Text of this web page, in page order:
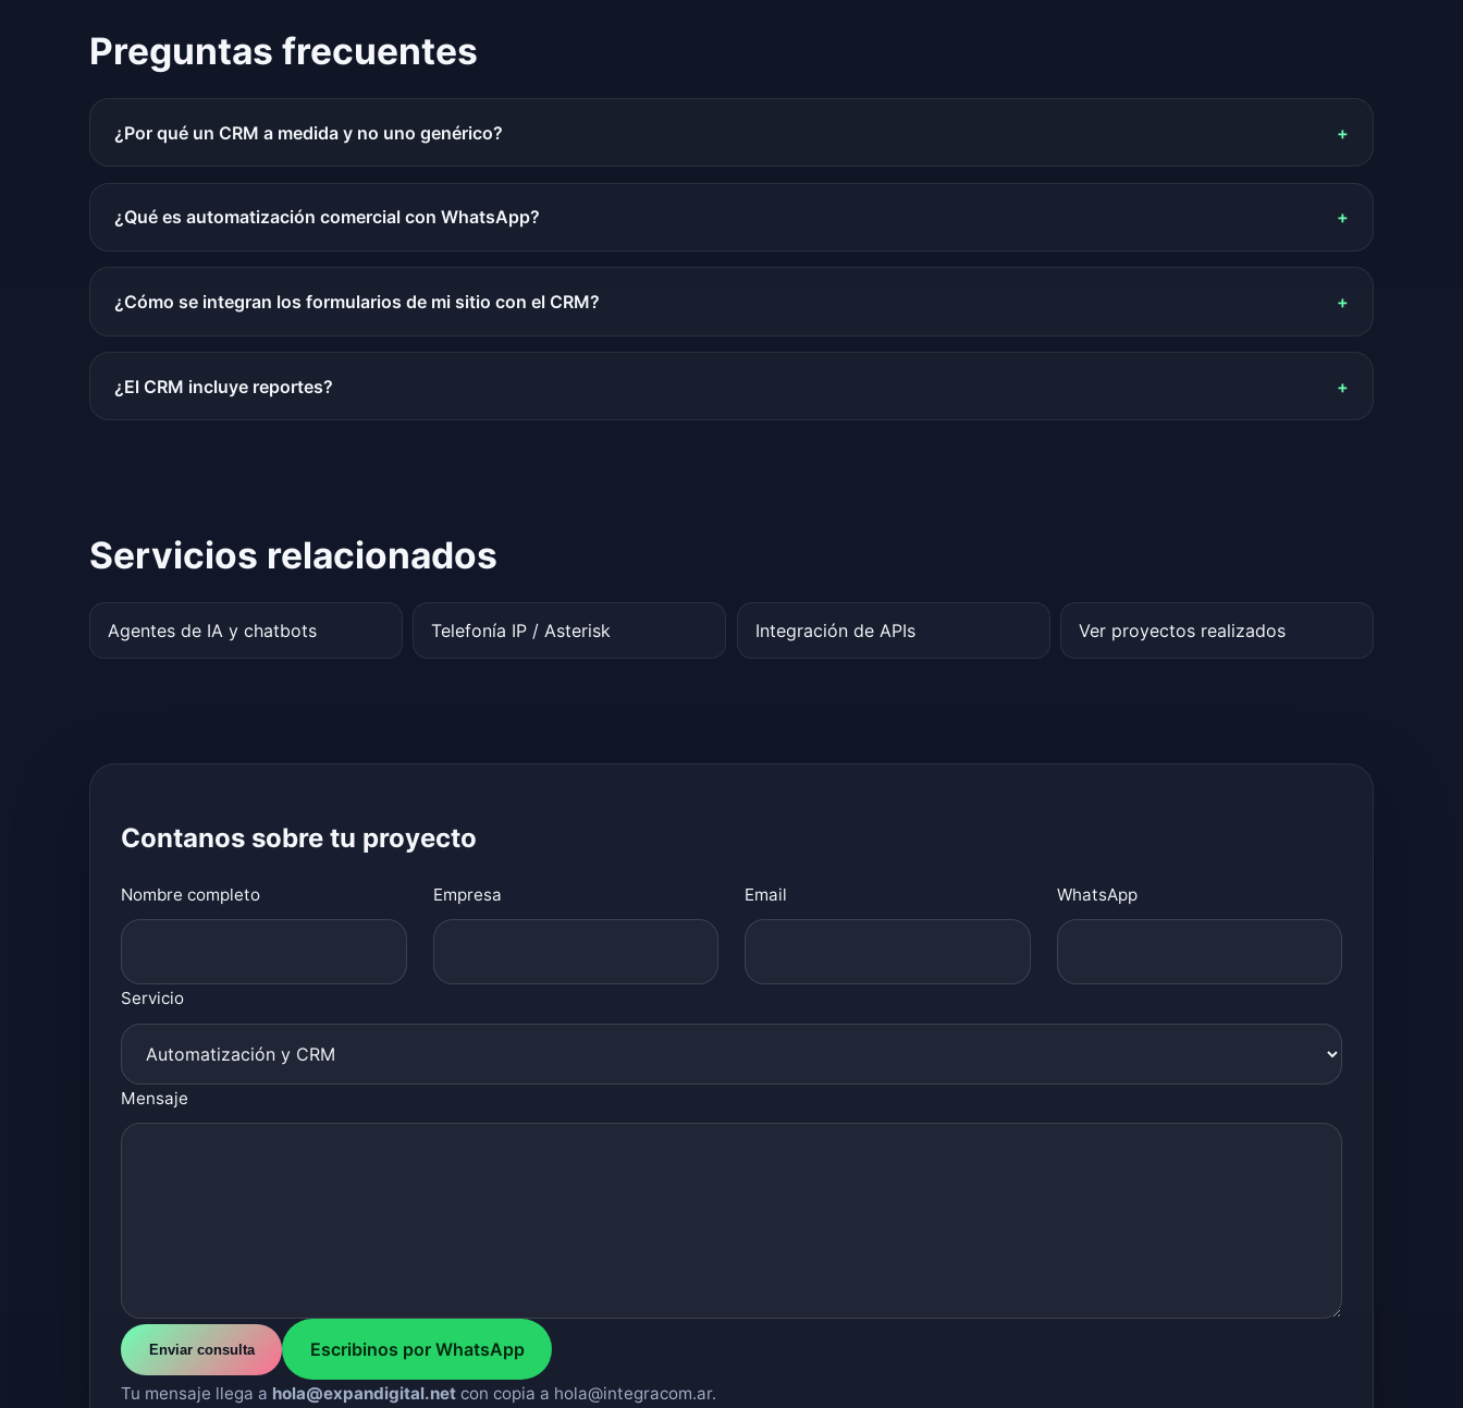
Preguntas frecuentes
¿Por qué un CRM a medida y no uno genérico?
¿Qué es automatización comercial con WhatsApp?
¿Cómo se integran los formularios de mi sitio con el CRM?
¿El CRM incluye reportes?
Servicios relacionados
Agentes de IA y chatbots Telefonía IP / Asterisk Integración de APIs Ver proyectos realizados
Contanos sobre tu proyecto
Nombre completo Empresa Email WhatsApp
Servicio
Mensaje
Escribinos por WhatsApp
Tu mensaje llega a hola@expandigital.net con copia a hola@integracom.ar.